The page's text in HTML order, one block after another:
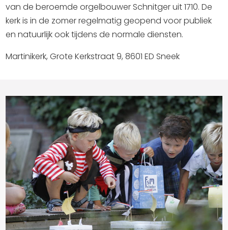
van de beroemde orgelbouwer Schnitger uit 1710. De
kerk is in de zomer regelmatig geopend voor publiek
en natuurlijk ook tijdens de normale diensten.
Martinikerk, Grote Kerkstraat 9, 8601 ED Sneek